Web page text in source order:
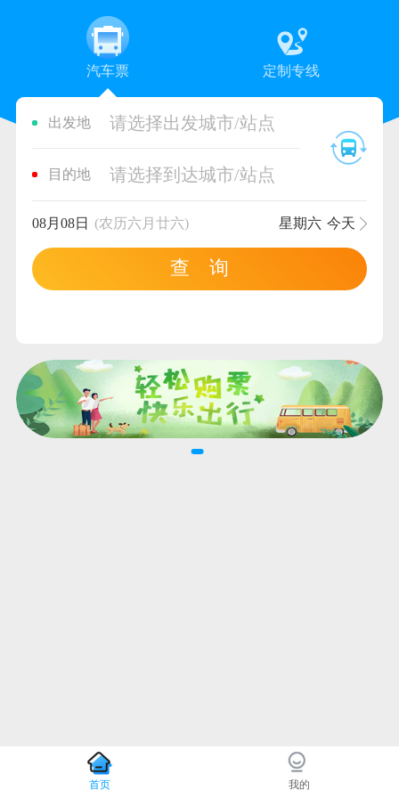
汽车票 定制专线
出发地 请选择出发城市/站点
目的地 请选择到达城市/站点
08月08日 (农历六月廿六) 星期六 今天
查 询
首页 我的